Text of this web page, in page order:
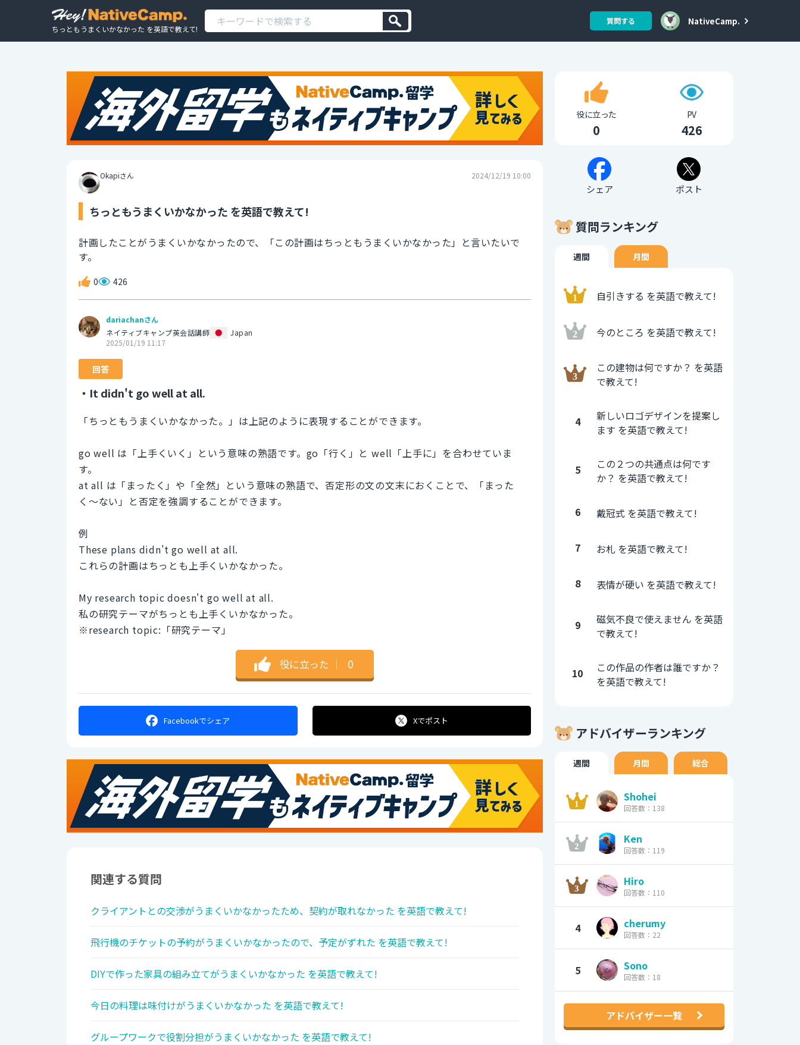
ちっともうまくいかなかった を英語で教えて!
質問する NativeCamp.
Okapiさん 2024/12/19 10:00
ちっともうまくいかなかった を英語で教えて!
計画したことがうまくいかなかったので、「この計画はちっともうまくいかなかった」と言いたいで
す。
0 426
dariachanさん
ネイティブキャンプ英会話講師
Japan
2025/01/19 11:17
回答
・It didn't go well at all.
「ちっともうまくいかなかった。」は上記のように表現することができます。
go well は「上手くいく」という意味の熟語です。go「行く」と well「上手に」を合わせていま
す。
at all は「まったく」や「全然」という意味の熟語で、否定形の文の文末におくことで、「まった
く〜ない」と否定を強調することができます。
例
These plans didn't go well at all.
これらの計画はちっとも上手くいかなかった。
My research topic doesn't go well at all.
私の研究テーマがちっとも上手くいかなかった。
※research topic:「研究テーマ」
役に立った ｜ 0
Facebookでシェア Xでポスト
関連する質問
クライアントとの交渉がうまくいかなかったため、契約が取れなかった を英語で教えて!
飛行機のチケットの予約がうまくいかなかったので、予定がずれた を英語で教えて!
DIYで作った家具の組み立てがうまくいかなかった を英語で教えて!
今日の料理は味付けがうまくいかなかった を英語で教えて!
グループワークで役割分担がうまくいかなかった を英語で教えて!
役に立った
0
PV
426
シェア ポスト
質問ランキング
週間 月間
自引きする を英語で教えて!
今のところ を英語で教えて!
この建物は何ですか？ を英語
で教えて!
4
新しいロゴデザインを提案し
ます を英語で教えて!
5
この２つの共通点は何です
か？ を英語で教えて!
6 戴冠式 を英語で教えて!
7 お札 を英語で教えて!
8 表情が硬い を英語で教えて!
9
磁気不良で使えません を英語
で教えて!
10
この作品の作者は誰ですか？
を英語で教えて!
アドバイザーランキング
週間 月間 総合
Shohei
回答数：138
Ken
回答数：119
Hiro
回答数：110
4 cherumy
回答数：22
5 Sono
回答数：18
アドバイザー一覧